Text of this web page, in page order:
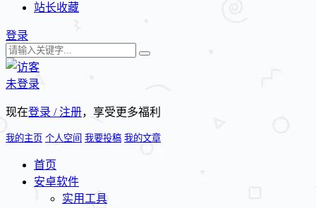
站长收藏
登录
未登录
现在登录 / 注册，享受更多福利
我的主页 个人空间 我要投稿 我的文章
首页
安卓软件
实用工具